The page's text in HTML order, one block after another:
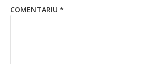
COMENTARIU *